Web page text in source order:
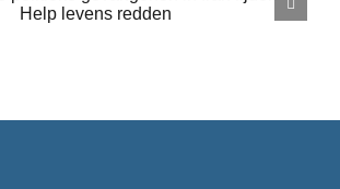
Politieke gevangenen in Iran lopen